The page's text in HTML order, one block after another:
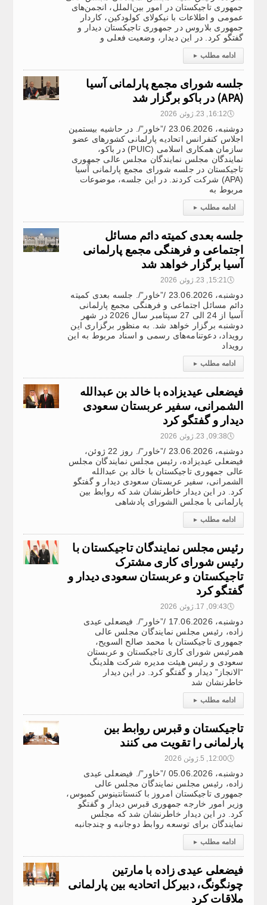
جمهوری تاجیکستان در امور بین‌الملل، انجمن‌های
عمومی و اطلاعات با نیکولای کولودکین، کاردار
جمهوری بلاروس در جمهوری تاجیکستان دیدار و
گفتگو کرد. در این دیدار، وضعیت فعلی و
ادامه مطلب ▸
جلسه شورای مجمع پارلمانی آسیا
(APA) در باکو برگزار شد
🕔16:12, 23.ژوئن 2026
دوشنبه، 23.06.2026 /”خاور”/. در حاشیه بیستمین
اجلاس کنفرانس اتحادیه پارلمانی کشورهای عضو
سازمان همکاری اسلامی (PUIC) در باکو،
نمایندگان مجلس نمایندگان مجلس عالی جمهوری
تاجیکستان در جلسه شورای مجمع پارلمانی آسیا
(APA) شرکت کردند. در این جلسه، موضوعات
مربوط به
ادامه مطلب ▸
جلسه بعدی کمیته دائم مسائل
اجتماعی و فرهنگی مجمع پارلمانی
آسیا برگزار خواهد شد
🕔15:21, 23.ژوئن 2026
دوشنبه، 23.06.2026 /”خاور”/. جلسه بعدی کمیته
دائم مسائل اجتماعی و فرهنگی مجمع پارلمانی
آسیا از 24 الی 27 سپتامبر سال 2026 در شهر
دوشنبه برگزار خواهد شد. به منظور برگزاری این
رویداد، دعوتنامه‌های رسمی و اسناد مربوط به این
رویداد
ادامه مطلب ▸
فیضعلی عیدیزاده با خالد بن عبدالله
الشمرانی، سفیر عربستان سعودی
دیدار و گفتگو کرد
🕔09:38, 23.ژوئن 2026
دوشنبه، 23.06.2026 /”خاور”/. روز 22 ژوئن،
فیضعلی عیدیزاده، رئیس مجلس نمایندگان مجلس
عالی جمهوری تاجیکستان با خالد بن عبدالله
الشمرانی، سفیر عربستان سعودی دیدار و گفتگو
کرد. در این دیدار خاطرنشان شد که روابط بین
پارلمانی با مجلس الشورای پادشاهی
ادامه مطلب ▸
رئیس مجلس نمایندگان تاجیکستان با
رئیس شورای کاری مشترک
تاجیکستان و عربستان سعودی دیدار و
گفتگو کرد
🕔09:43, 17.ژوئن 2026
دوشنبه، 17.06.2026 /”خاور”/. فیضعلی عیدی
زاده، رئیس مجلس نمایندگان مجلس عالی
جمهوری تاجیکستان با محمد صالح السویح،
همرئیس شورای کاری تاجیکستان و عربستان
سعودی و رئیس هیئت مدیره شرکت هلدینگ
“الانجاز” دیدار و گفتگو کرد. در این دیدار
خاطرنشان شد
ادامه مطلب ▸
تاجیکستان و قبرس روابط بین
پارلمانی را تقویت می کنند
🕔12:00, 5.ژوئن 2026
دوشنبه، 05.06.2026 /”خاور”/. فیضعلی عیدی
زاده، رئیس مجلس نمایندگان مجلس عالی
جمهوری تاجیکستان امروز با کنستانتینوس کمبوس،
وزیر امور خارجه جمهوری قبرس دیدار و گفتگو
کرد. در این دیدار خاطرنشان شد که مجلس
نمایندگان برای توسعه روابط دوجانبه و چندجانبه
ادامه مطلب ▸
فیضعلی عیدی زاده با مارتین
چونگونگ، دبیرکل اتحادیه بین‌ پارلمانی
ملاقات کرد